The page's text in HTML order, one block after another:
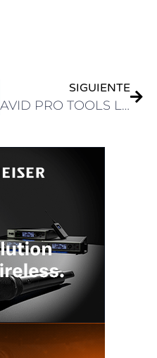
SIGUIENTE
AVID PRO TOOLS LANZA SOPORTE ARA 2 PARA PLUGINS LÍDERES EN LA INDUSTRIA